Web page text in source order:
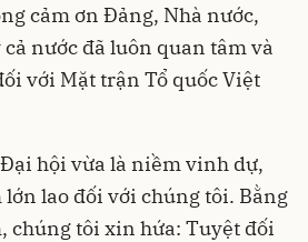
cảm ơn Đảng, Nhà nước,
nước đã luôn quan tâm và
với Mặt trận Tổ quốc Việt
hội vừa là niềm vinh dự,
lao đối với chúng tôi. Bằng
chúng tôi xin hứa: Tuyệt đối